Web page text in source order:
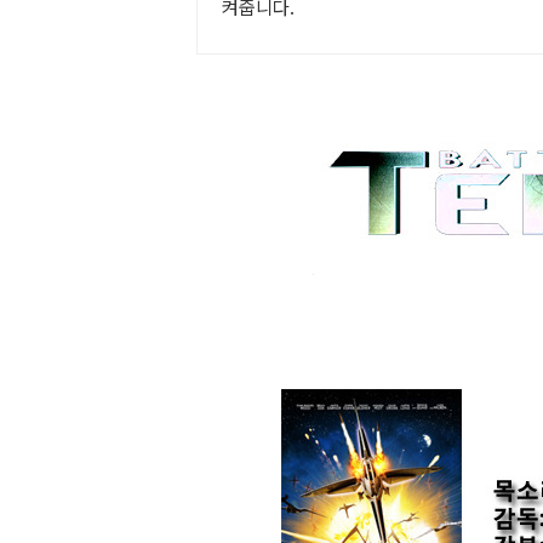
켜줍니다.